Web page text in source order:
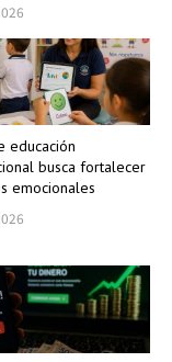
educación
busca fortalecer
emocionales